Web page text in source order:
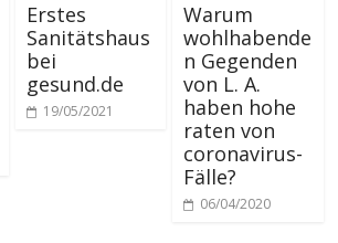
Erstes
Sanitätshaus
bei
gesund.de
19/05/2021
Warum
wohlhabende
n Gegenden
von L. A.
haben hohe
raten von
coronavirus-
Fälle?
06/04/2020